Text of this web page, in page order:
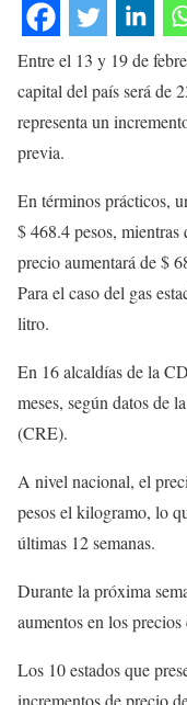
Entre el 13 y 19 de
capital del país será de
representa un
previa.
En términos prácticos,
$ 468.4 pesos,
precio aumentará de $
Para el caso del gas
litro.
En 16 alcaldías de la
meses, según datos de
(CRE).
A nivel nacional, el
pesos el kilogramo, lo
últimas 12 semanas.
Durante la próxima
aumentos en los precios
Los 10 estados que
incrementos de precio